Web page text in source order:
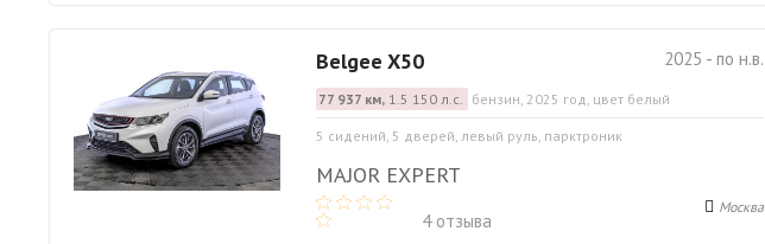
2025 - по н.в.
Belgee X50
77 937 км,1.5 150 л.с. бензин, 2025 год, цвет белый
5 сидений, 5 дверей, левый руль, парктроник
MAJOR EXPERT
4 отзыва
Москва